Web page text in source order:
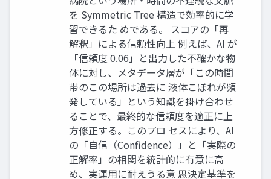
を Symmetric Tree 構造で効率的に学
習できるた めである。 スコアの「再
解釈」による信頼性向上 例えば、AI が
「信頼度 0.06」と出力した不確かな物
体に対し、メタデータ層が「この時間
帯のこの場所は過去に 液体こぼれが頻
発している」という知識を掛け合わせ
ることで、最終的な信頼度を適正に上
方修正する。このプロ セスにより、AI
の「自信（Confidence）」と「実際の
正解率」の相関を統計的に有意に高
め、実運用に耐えうる意 思決定基準を